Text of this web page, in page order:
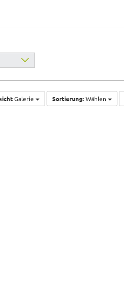
Galerie Sortierung:Wählen